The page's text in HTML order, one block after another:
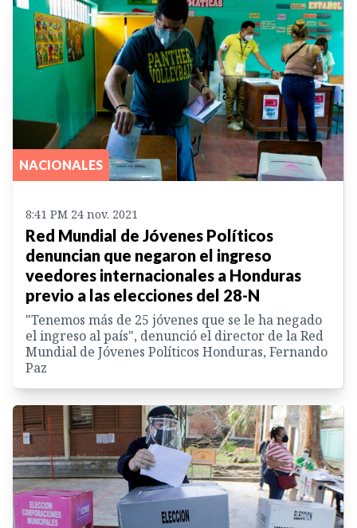
NACIONALES
8:41 PM 24 nov. 2021
Red Mundial de Jóvenes Políticos
denuncian que negaron el ingreso
veedores internacionales a Honduras
previo a las elecciones del 28-N
"Tenemos más de 25 jóvenes que se le ha negado
el ingreso al país", denunció el director de la Red
Mundial de Jóvenes Políticos Honduras, Fernando
Paz